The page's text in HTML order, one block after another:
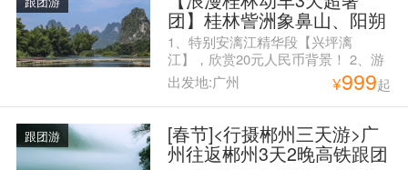
山冬季美景。 ❤ 优选住宿：全程为
您优选当地豪华酒店。 ❤ 特色餐
食：特别安排【庐山三石宴】代表风
味美食让您一饱口福 ❤ 更多优惠：
65岁以上可享受庐山大门票免票，报
团优惠160元/人（需提供有效老人优
价） ❤纯净旅游，全程纯玩0购物，
旅程更舒适。 橙团计划”——凡报名
团】桂林訾洲象鼻山、阳朔
兴坪漓江、银子岩、遇龙河
风光、浪漫西街
1、特别安漓江精华段【兴坪漓
江】，欣赏20元人民币背景！ 2、游
览桂林著名老八景【訾洲岛】，近观
桂林城徽象鼻山！ 3、游览国内外专
家评价为“世界岩溶宝库”【银子
岩】！ 4、走进徐悲鸿名画《青厄
渡》创作地，漫步阳朔山水田园【遇
龙河风光】！
出发地:广州 ¥999起
跟团游 [春节]<行摄郴州三天游>广
州往返郴州3天2晚高铁跟团